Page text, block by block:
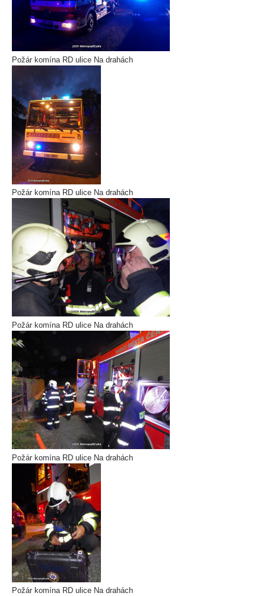
Požár komína RD ulice Na drahách
Požár komína RD ulice Na drahách
Požár komína RD ulice Na drahách
Požár komína RD ulice Na drahách
Požár komína RD ulice Na drahách